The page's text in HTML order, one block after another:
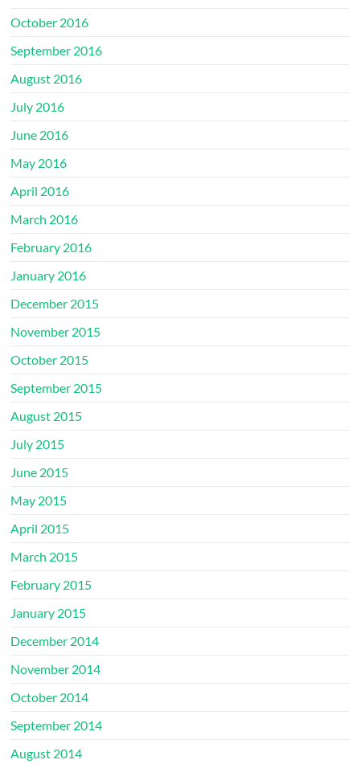
October 2016
September 2016
August 2016
July 2016
June 2016
May 2016
April 2016
March 2016
February 2016
January 2016
December 2015
November 2015
October 2015
September 2015
August 2015
July 2015
June 2015
May 2015
April 2015
March 2015
February 2015
January 2015
December 2014
November 2014
October 2014
September 2014
August 2014